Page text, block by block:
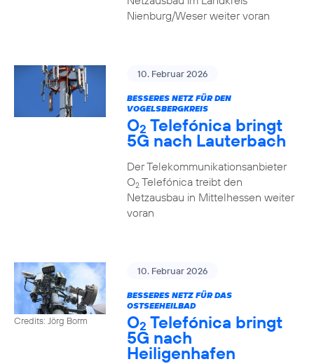
Nienburg/Weser weiter voran
10. Februar 2026
BESSERES NETZ FÜR DEN
VOGELSBERGKREIS
O2 Telefónica bringt
5G nach Lauterbach
Der Telekommunikationsanbieter
O2Telefónica treibt den
Netzausbau in Mittelhessen weiter
voran
Credits: Jörg Borm
10. Februar 2026
BESSERES NETZ FÜR DAS
OSTSEEHEILBAD
O2 Telefónica bringt
5G nach
Heiligenhafen